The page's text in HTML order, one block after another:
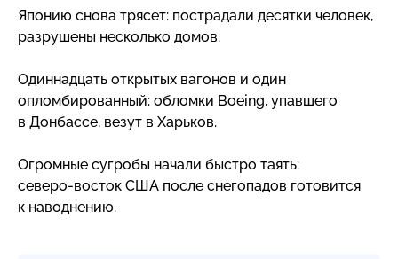
Японию снова трясет: пострадали десятки человек,
разрушены несколько домов.
Одиннадцать открытых вагонов и один
опломбированный: обломки Boeing, упавшего
в Донбассе, везут в Харьков.
Огромные сугробы начали быстро таять:
северо-восток США после снегопадов готовится
к наводнению.